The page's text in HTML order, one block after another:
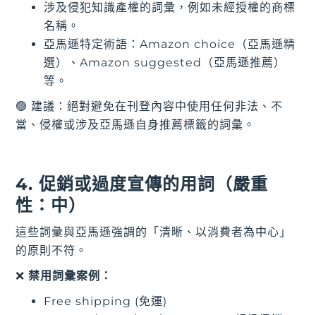
涉及侵犯知識產權的詞彙，例如未經授權的商標
名稱。
亞馬遜特定術語：Amazon choice（亞馬遜精
選）、Amazon suggested（亞馬遜推薦）
等。
🟢 建議：絕對避免在刊登內容中使用任何非法、不
當、侵權或涉及亞馬遜自身推薦標籤的詞彙。
4. 促銷或過度宣傳的用詞（嚴重
性：中）
這些詞彙與亞馬遜強調的「清晰、以消費者為中心」
的原則不符。
❌禁用詞彙案例：
Free shipping (免運)